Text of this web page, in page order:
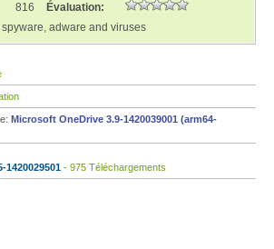
816
Évaluation:
spyware, adware and viruses
Microsoft OneDrive 3.9-1420039001 (arm64-
1420029501 - 975 Téléchargements